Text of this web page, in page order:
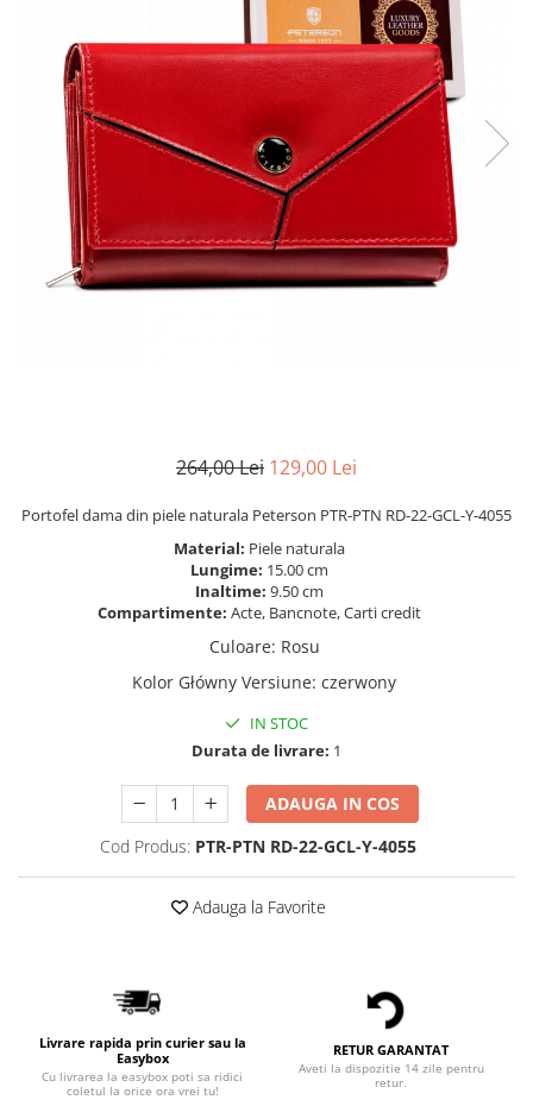
264,00 Lei 129,00 Lei
Portofel dama din piele naturala Peterson PTR-PTN RD-22-GCL-Y-4055
Material: Piele naturala
Lungime: 15.00 cm
Inaltime: 9.50 cm
Compartimente: Acte, Bancnote, Carti credit
Culoare: Rosu
Kolor Główny Versiune: czerwony
IN STOC
Durata de livrare: 1
ADAUGA IN COS
Cod Produs: PTR-PTN RD-22-GCL-Y-4055
Adauga la Favorite
Livrare rapida prin curier sau la
Easybox
Cu livrarea la easybox poti sa ridici
coletul la orice ora vrei tu!
RETUR GARANTAT
Aveti la dispozitie 14 zile pentru
retur.